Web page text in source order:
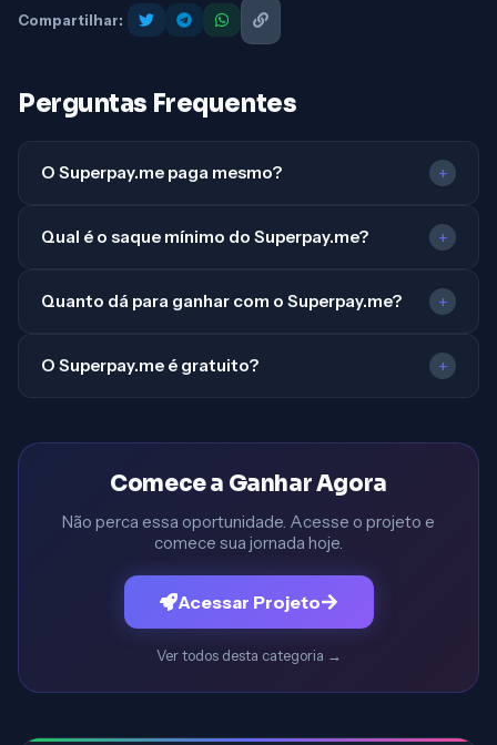
Compartilhar:
Perguntas Frequentes
O Superpay.me paga mesmo? +
Qual é o saque mínimo do Superpay.me? +
Quanto dá para ganhar com o Superpay.me? +
O Superpay.me é gratuito? +
Comece a Ganhar Agora
Não perca essa oportunidade. Acesse o projeto e
comece sua jornada hoje.
Acessar Projeto
Ver todos desta categoria →